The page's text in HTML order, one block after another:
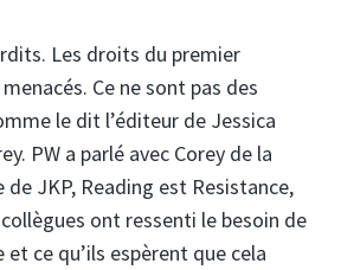
Les droits du premier
Ce ne sont pas des
le dit l’éditeur de Jessica
PW a parlé avec Corey de la
de JKP, Reading est Resistance,
ont ressenti le besoin de
et ce qu’ils espèrent que cela